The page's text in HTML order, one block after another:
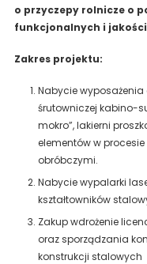
o przyczepy rolnicze o
funkcjonalnych i
Zakres projektu:
Nabycie
śrutowniczej kabino-
mokro”, lakierni
elementów w
obróbczymi.
Nabycie wypalarki
kształtowników
Zakup wdrożenie
oraz sporządzania
konstrukcji stalowych